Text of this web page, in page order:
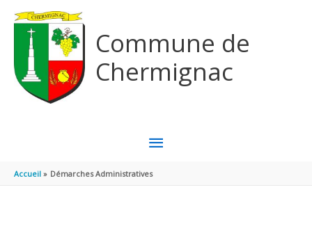
Commune de
Chermignac
MENU
PRINCIPAL
Accueil Démarches Administratives